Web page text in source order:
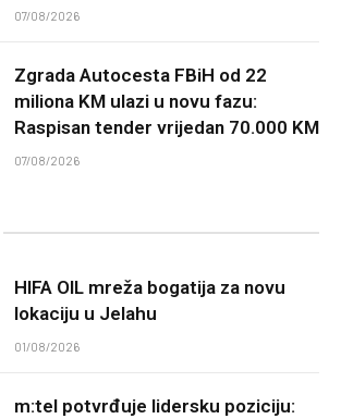
07/08/2026
Zgrada Autocesta FBiH od 22
miliona KM ulazi u novu fazu:
Raspisan tender vrijedan 70.000 KM
07/08/2026
HIFA OIL mreža bogatija za novu
lokaciju u Jelahu
01/08/2026
m:tel potvrđuje lidersku poziciju: